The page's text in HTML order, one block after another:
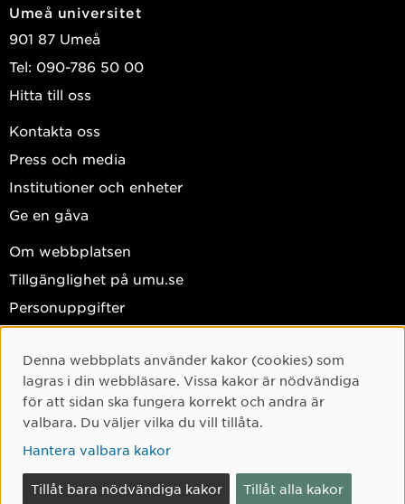
Umeå universitet
901 87 Umeå
Tel: 090-786 50 00
Hitta till oss
Kontakta oss
Press och media
Institutioner och enheter
Ge en gåva
Om webbplatsen
Tillgänglighet på umu.se
Personuppgifter
Facebook
Instagram
TikTok
Youtube
LinkedIn
Cookie-samtycke
Denna webbplats använder kakor (cookies) som
lagras i din webbläsare. Vissa kakor är nödvändiga
för att sidan ska fungera korrekt och andra är
valbara. Du väljer vilka du vill tillåta.
Hantera valbara kakor
Tillåt bara nödvändiga kakor Tillåt alla kakor